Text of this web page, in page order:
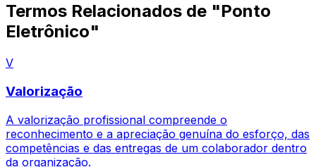
Termos Relacionados de "Ponto
Eletrônico"
V
Valorização
A valorização profissional compreende o
reconhecimento e a apreciação genuína do esforço, das
competências e das entregas de um colaborador dentro
da organização.